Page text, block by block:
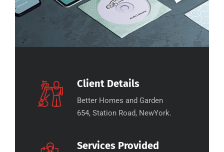
Client Details
Better Homes and Garden
654, Station Road, NewYork.
Services Provided